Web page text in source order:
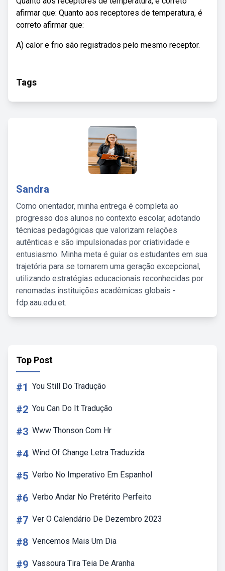
afirmar que: Quanto aos receptores de temperatura, é
correto afirmar que:
A) calor e frio são registrados pelo mesmo receptor.
Tags
Sandra
Como orientador, minha entrega é completa ao
progresso dos alunos no contexto escolar, adotando
técnicas pedagógicas que valorizam relações
autênticas e são impulsionadas por criatividade e
entusiasmo. Minha meta é guiar os estudantes em sua
trajetória para se tornarem uma geração excepcional,
utilizando estratégias educacionais reconhecidas por
renomadas instituições acadêmicas globais -
fdp.aau.edu.et.
Top Post
#1 You Still Do Tradução
#2 You Can Do It Tradução
#3 Www Thonson Com Hr
#4 Wind Of Change Letra Traduzida
#5 Verbo No Imperativo Em Espanhol
#6 Verbo Andar No Pretérito Perfeito
#7 Ver O Calendário De Dezembro 2023
#8 Vencemos Mais Um Dia
#9 Vassoura Tira Teia De Aranha